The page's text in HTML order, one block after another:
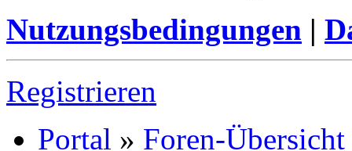
Nutzungsbedingungen |
Registrieren
Portal » Foren-Übersicht